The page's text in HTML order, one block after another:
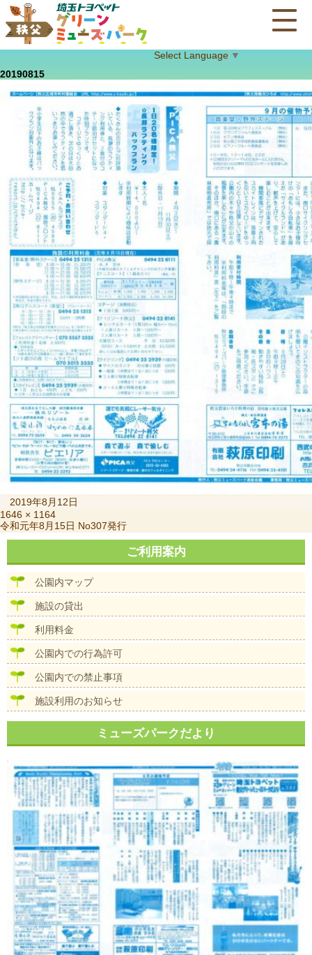
Select Language ▼
20190815
稿
日:
2019年8月12日
フ
ル
サ
ズ
1646 × 1164
投
稿
ビ
令和元年8月15日 No307発行
ご利用案内
公園内マップ
施設の貸出
利用料金
公園内での行為許可
公園内での禁止事項
施設利用のお知らせ
ミューズパークだより